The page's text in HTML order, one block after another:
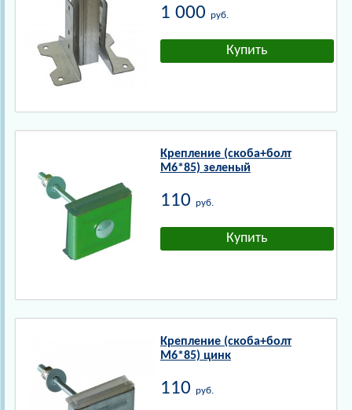
1 000 руб.
Крепление (скоба+болт
М6*85) зеленый
110 руб.
Крепление (скоба+болт
М6*85) цинк
110 руб.